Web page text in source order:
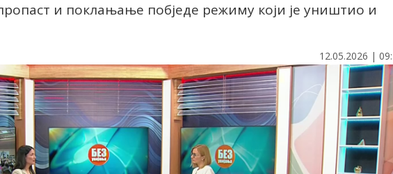
пропаст и поклањање побједе режиму који је уништио и
12.05.2026 |